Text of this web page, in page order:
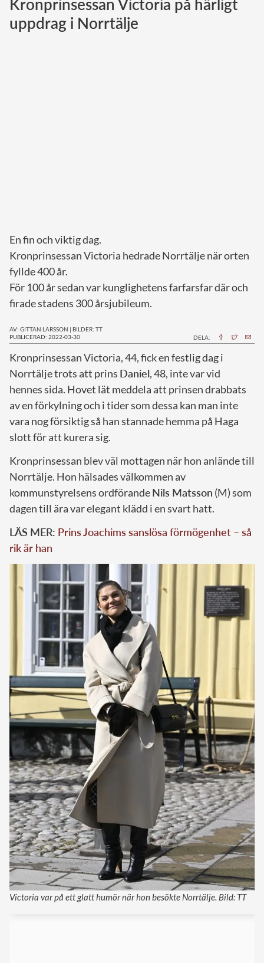
Norska kungahuset
Kronprinsessan Victoria på härligt
uppdrag i Norrtälje
En fin och viktig dag.
Kronprinsessan Victoria hedrade Norrtälje när orten
fyllde 400 år.
För 100 år sedan var kunglighetens farfarsfar där och
firade stadens 300 årsjubileum.
AV: GITTAN LARSSON | BILDER: TT
PUBLICERAD: 2022-03-30
DELA:
Kronprinsessan Victoria, 44, fick en festlig dag i
Norrtälje trots att prins Daniel, 48, inte var vid
hennes sida. Hovet lät meddela att prinsen drabbats
av en förkylning och i tider som dessa kan man inte
vara nog försiktig så han stannade hemma på Haga
slott för att kurera sig.
Kronprinsessan blev väl mottagen när hon anlände till
Norrtälje. Hon hälsades välkommen av
kommunstyrelsens ordförandeNils Matsson (M) som
dagen till ära var elegant klädd i en svart hatt.
LÄS MER: Prins Joachims sanslösa förmögenhet – så
rik är han
Victoria var på ett glatt humör när hon besökte Norrtälje. Bild: TT